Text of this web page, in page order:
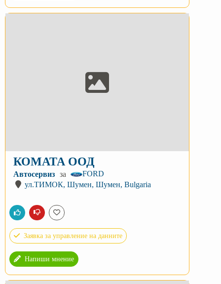
КОМАТА ООД
Автосервиз за
FORD
ул.ТИМОК, Шумен, Шумен, Bulgaria
Заявка за управление на данните
Напиши мнение